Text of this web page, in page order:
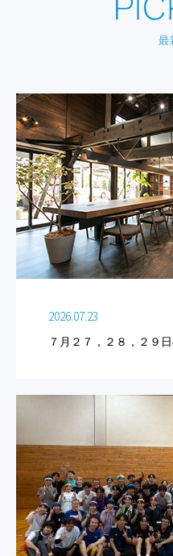
2026.07.23
７月２７，２８，２９